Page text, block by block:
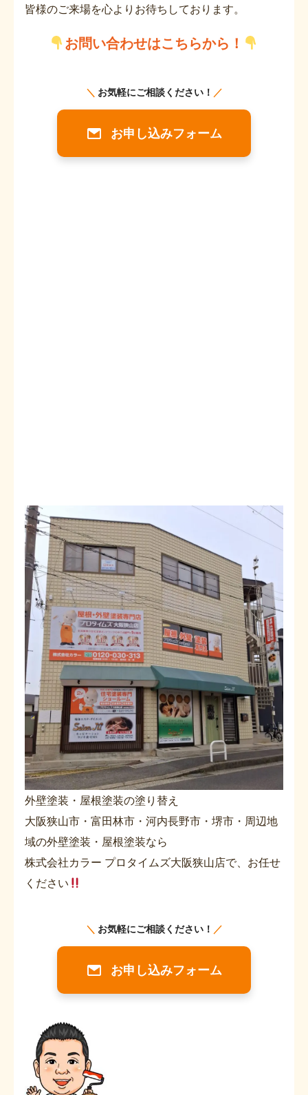
皆様のご来場を心よりお待ちしております。
お問い合わせはこちらから！
＼ お気軽にご相談ください！ ／
お申し込みフォーム
外壁塗装・屋根塗装の塗り替え
大阪狭山市・富田林市・河内長野市・堺市・周辺地
域の外壁塗装・屋根塗装なら
株式会社カラー プロタイムズ大阪狭山店で、お任せ
ください
＼ お気軽にご相談ください！ ／
お申し込みフォーム